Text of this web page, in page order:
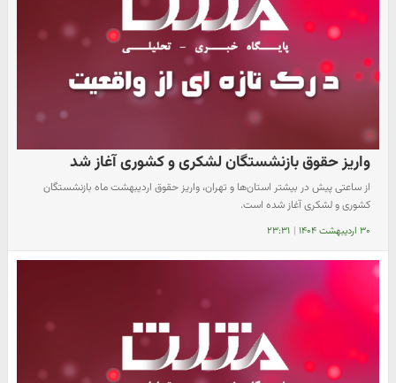
واریز حقوق بازنشستگان لشکری و کشوری آغاز شد
از ساعتی پیش در بیشتر استان‌ها و تهران، واریز حقوق اردیبهشت ماه بازنشستگان
کشوری و لشکری آغاز شده است.
۳۰ اردیبهشت ۱۴۰۴ | ۲۳:۳۱